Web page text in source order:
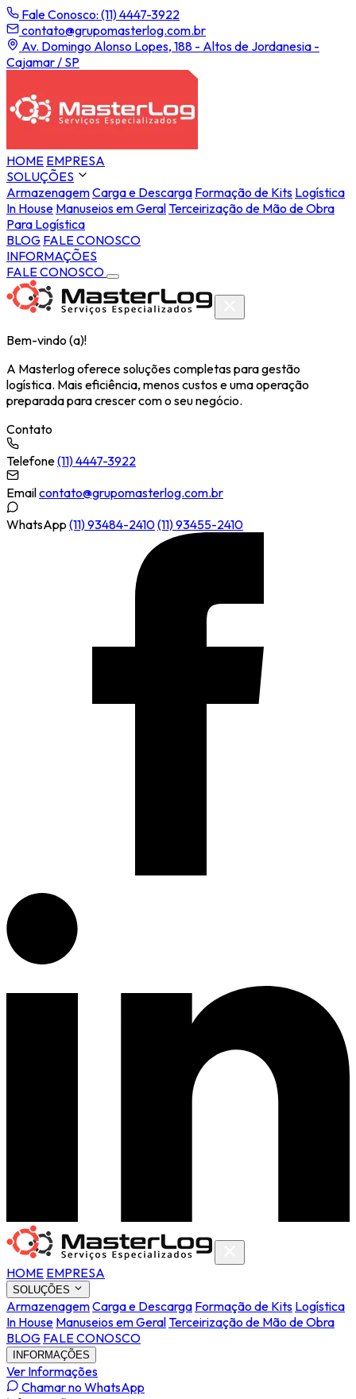
Fale Conosco: (11) 4447-3922
contato@grupomasterlog.com.br
Av. Domingo Alonso Lopes, 188 - Altos de Jordanesia -
Cajamar / SP
HOME EMPRESA
SOLUÇÕES
ArmazenagemCarga e Descarga Formação de Kits Logística
In House Manuseios em GeralTerceirização de Mão de Obra
Para Logística
BLOG FALE CONOSCO
INFORMAÇÕES
FALE CONOSCO
Bem-vindo (a)!
A Masterlog oferece soluções completas para gestão
logística. Mais eficiência, menos custos e uma operação
preparada para crescer com o seu negócio.
Contato
Telefone(11) 4447-3922
Emailcontato@grupomasterlog.com.br
WhatsApp (11) 93484-2410(11) 93455-2410
HOME EMPRESA
SOLUÇÕES
ArmazenagemCarga e Descarga Formação de Kits Logística
In House Manuseios em GeralTerceirização de Mão de Obra
BLOG FALE CONOSCO
INFORMAÇÕES
Ver Informações
Chamar no WhatsApp